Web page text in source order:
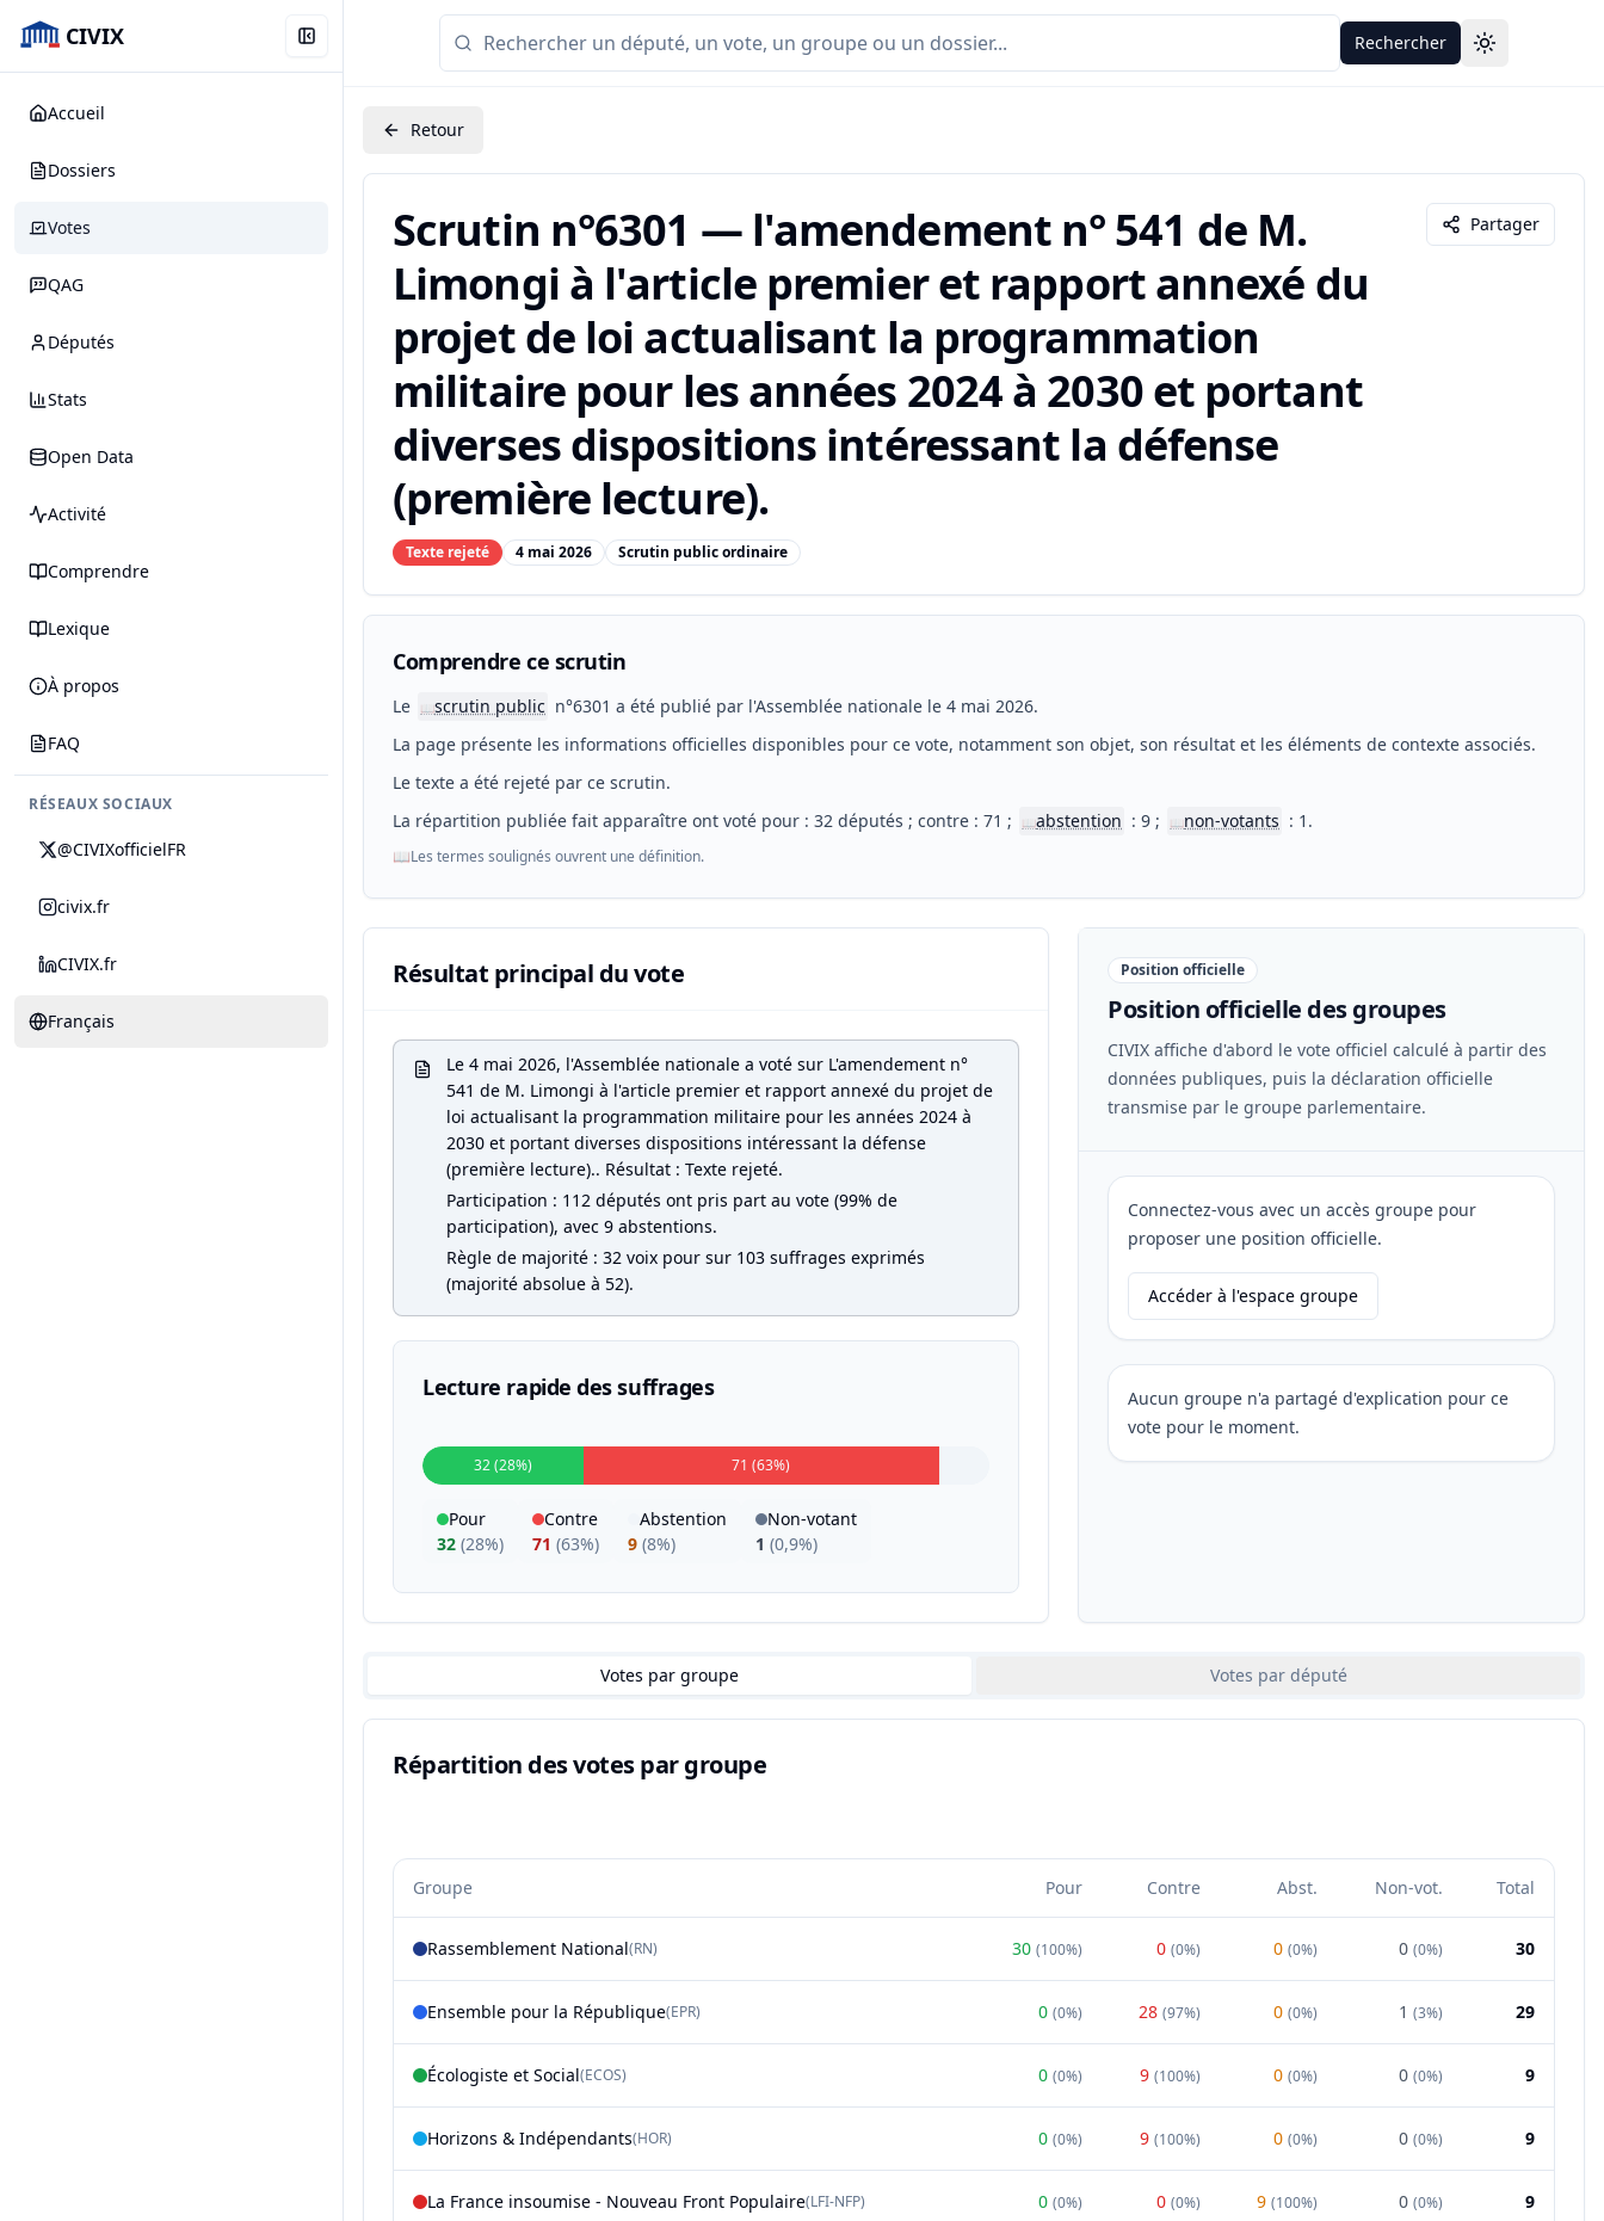
CIVIX
Accueil
Dossiers
Votes
QAG
Députés
Stats
Open Data
Activité
Comprendre
Lexique
À propos
FAQ
RÉSEAUX SOCIAUX
@CIVIXofficielFR
civix.fr
CIVIX.fr
Français
Rechercher Toggle theme
Retour
Scrutin n°6301 — l'amendement n° 541 de M.
Limongi à l'article premier et rapport annexé du
projet de loi actualisant la programmation
militaire pour les années 2024 à 2030 et portant
diverses dispositions intéressant la défense
(première lecture).
Texte rejeté 4 mai 2026 Scrutin public ordinaire
Partager
Comprendre ce scrutin
Le 📖scrutin public n°6301 a été publié par l'Assemblée nationale le 4 mai 2026.
La page présente les informations officielles disponibles pour ce vote, notamment son objet, son résultat et les éléments de contexte associés.
Le texte a été rejeté par ce scrutin.
La répartition publiée fait apparaître ont voté pour : 32 députés ; contre : 71 ;
📖abstention : 9 ; 📖non-votants : 1.
📖Les termes soulignés ouvrent une définition.
Résultat principal du vote
Le 4 mai 2026, l'Assemblée nationale a voté sur L'amendement n°
541 de M. Limongi à l'article premier et rapport annexé du projet de
loi actualisant la programmation militaire pour les années 2024 à
2030 et portant diverses dispositions intéressant la défense
(première lecture).. Résultat : Texte rejeté.
Participation : 112 députés ont pris part au vote (99% de
participation), avec 9 abstentions.
Règle de majorité : 32 voix pour sur 103 suffrages exprimés
(majorité absolue à 52).
Lecture rapide des suffrages
32 (28%) 71 (63%)
Pour
32 (28%)
Contre
71 (63%)
Abstention
9 (8%)
Non-votant
1 (0,9%)
Position officielle
Position officielle des groupes
CIVIX affiche d'abord le vote officiel calculé à partir des
données publiques, puis la déclaration officielle
transmise par le groupe parlementaire.
Connectez-vous avec un accès groupe pour
proposer une position officielle.
Accéder à l'espace groupe
Aucun groupe n'a partagé d'explication pour ce
vote pour le moment.
Votes par groupe Votes par député
Répartition des votes par groupe
Groupe Pour Contre Abst. Non-vot. Total
Rassemblement National(RN) 30 (100%) 0 (0%) 0 (0%) 0 (0%) 30
Ensemble pour la République(EPR) 0 (0%) 28 (97%) 0 (0%) 1 (3%) 29
Écologiste et Social(ECOS) 0 (0%) 9 (100%) 0 (0%) 0 (0%) 9
Horizons & Indépendants(HOR) 0 (0%) 9 (100%) 0 (0%) 0 (0%) 9
La France insoumise - Nouveau Front Populaire(LFI-NFP) 0 (0%) 0 (0%) 9 (100%) 0 (0%) 9